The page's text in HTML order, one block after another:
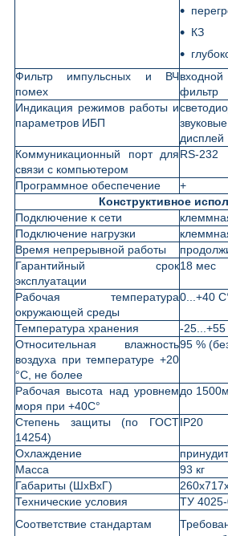
КЗ
Фильтр импульсных и ВЧ
помех
фильтр
Индикация режимов работы и
параметров ИБП
дисплей
Коммуникационный порт для
связи с компьютером
RS-232
Программное обеспечение
+
Конструктивное
Подключение к сети
Подключение нагрузки
Время непрерывной работы
Гарантийный срок
эксплуатации
18 мес
Рабочая температура
окружающей среды
0...+40
Температура хранения
-25...+55
Относительная влажность
воздуха при температуре +20
°С, не более
95 %
Рабочая высота над уровнем
моря при +40С°
до 1500м
Степень защиты (по ГОСТ
14254)
IP20
Охлаждение
Масса
93 кг
Габариты (ШхВхГ)
Технические условия
ТУ
Соответствие стандартам